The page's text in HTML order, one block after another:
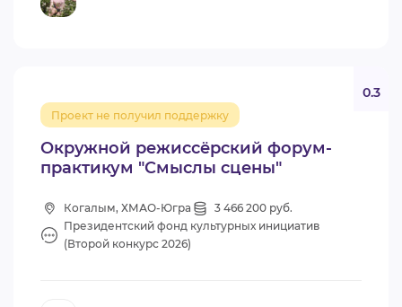
Окружной режиссёрский форум-
практикум "Смыслы сцены"
Проект не получил поддержку
0.3
Когалым, ХМАО-Югра
3 466 200 руб.
Президентский фонд культурных инициатив
(Второй конкурс 2026)